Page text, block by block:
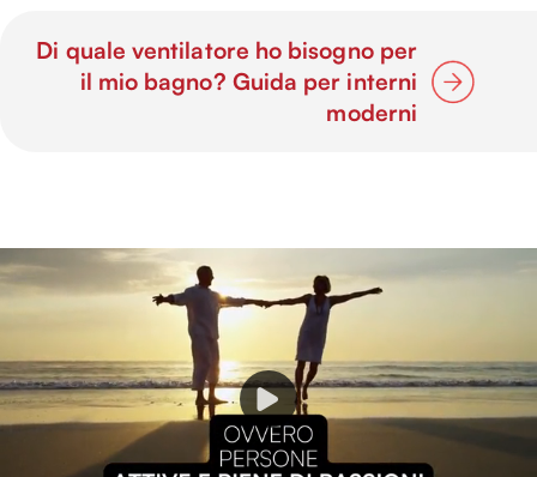
Di quale ventilatore ho bisogno per
il mio bagno? Guida per interni
moderni
P